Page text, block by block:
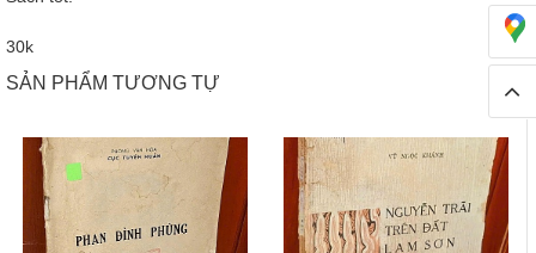
30k
SẢN PHẨM TƯƠNG TỰ